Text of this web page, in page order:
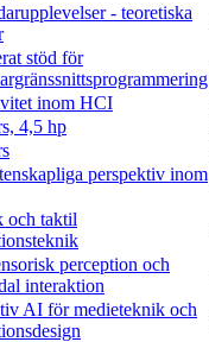
- teoretiska
stöd för
inom HCI
4,5 hp
perspektiv inom
och taktil
perception och
interaktion
AI för medieteknik och